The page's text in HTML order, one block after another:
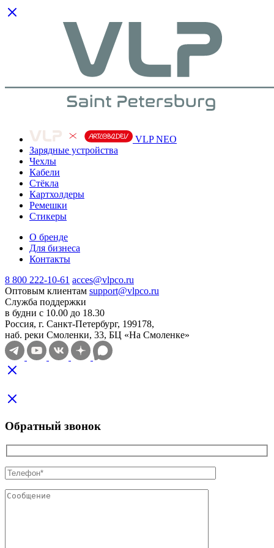
VLP NEO
Зарядные устройства
Чехлы
Кабели
Cтёкла
Картхолдеры
Ремешки
Стикеры
О бренде
Для бизнеса
Контакты
8 800 222-10-61 acces@vlpco.ru
Оптовым клиентам support@vlpco.ru
Служба поддержки
в будни с 10.00 до 18.30
Россия, г. Санкт-Петербург, 199178,
наб. реки Смоленки, 33, БЦ «На Смоленке»
Обратный звонок